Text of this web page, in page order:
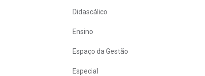
Didascálico
Ensino
Espaço da Gestão
Especial